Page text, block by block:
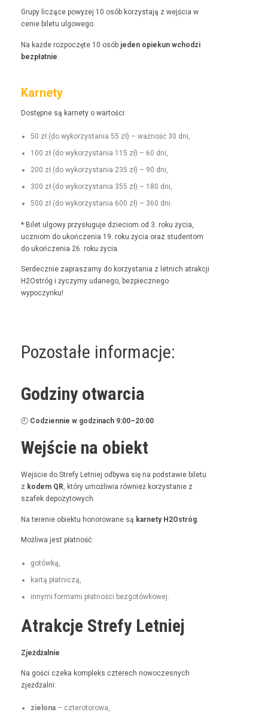
Grupy liczące powyżej 10 osób korzys­ta­ją z wejś­cia w
cenie bile­tu ulgowego.
Na każde rozpoczęte 10 osób jeden opiekun wchodzi
bezpłat­nie.
Karnety
Dostęp­ne są kar­ne­ty o wartości:
50 zł (do wyko­rzys­ta­nia 55 zł) – ważność 30 dni,
100 zł (do wyko­rzys­ta­nia 115 zł) – 60 dni,
200 zł (do wyko­rzys­ta­nia 235 zł) – 90 dni,
300 zł (do wyko­rzys­ta­nia 355 zł) – 180 dni,
500 zł (do wyko­rzys­ta­nia 600 zł) – 360 dni.
* Bilet ulgo­wy przysługu­je dzieciom od 3. roku życia,
uczniom do ukończenia 19. roku życia oraz stu­den­tom
do ukończenia 26. roku życia.
Serdecznie zaprasza­my do korzys­ta­nia z let­nich atrakcji
H2Ostróg i życzymy udanego, bez­piecznego
wypoczynku!
Pozostałe informacje:
Godziny otwarcia
🕘 Codzi­en­nie w godz­i­nach 9:00–20:00
Wejście na obiekt
Wejś­cie do Stre­fy Let­niej odby­wa się na pod­staw­ie bile­tu
z kodem QR, który umożli­wia również korzys­tanie z
szafek depozytowych.
Na tere­nie obiek­tu hon­orowane są kar­ne­ty H2Ostróg
Możli­wa jest płatność:
gotówką,
kartą płat­niczą,
inny­mi for­ma­mi płat­noś­ci bezgotówkowej.
Atrakcje Strefy Letniej
Zjeżdżal­nie
Na goś­ci czeka kom­pleks czterech nowoczes­nych
zjeżdżalni:
zielona– czterotorowa,